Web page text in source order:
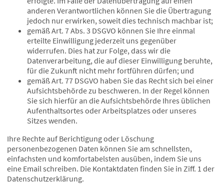
anderen Verantwortlichen können Sie die Übertragung
jedoch nur erwirken, soweit dies technisch machbar ist;
gemäß Art. 7 Abs. 3 DSGVO können Sie Ihre einmal
erteilte Einwilligung jederzeit uns gegenüber
widerrufen. Dies hat zur Folge, dass wir die
Datenverarbeitung, die auf dieser Einwilligung beruhte,
für die Zukunft nicht mehr fortführen dürfen; und
gemäß Art. 77 DSGVO haben Sie das Recht sich bei einer
Aufsichtsbehörde zu beschweren. In der Regel können
Sie sich hierfür an die Aufsichtsbehörde Ihres üblichen
Aufenthaltsortes oder Arbeitsplatzes oder unseres
Sitzes wenden.
Ihre Rechte auf Berichtigung oder Löschung
personenbezogenen Daten können Sie am schnellsten,
einfachsten und komfortabelsten ausüben, indem Sie uns
eine Email schreiben. Die Kontaktdaten finden Sie in Ziff. 1 der
Datenschutzerklärung.